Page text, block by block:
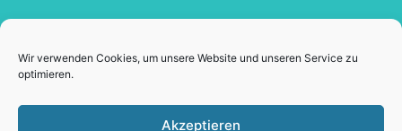
Wir verwenden Cookies, um unsere Website und unseren Service zu
optimieren.
Akzeptieren
+43 676 6753372
lisawolftelek@gmail.com
Skype: Elisabeth Wolf Telek